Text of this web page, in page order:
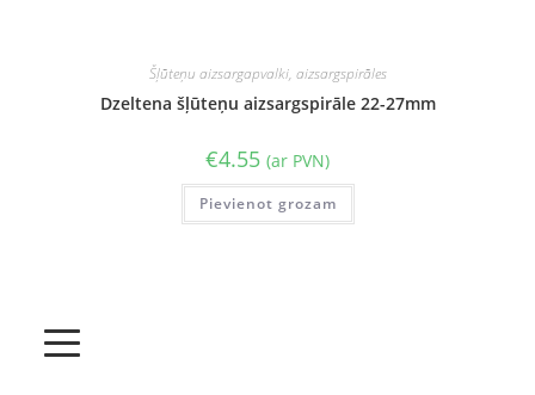
Šļūteņu aizsargapvalki, aizsargspirāles
Dzeltena šļūteņu aizsargspirāle 22-27mm
€4.55 (ar PVN)
Pievienot grozam